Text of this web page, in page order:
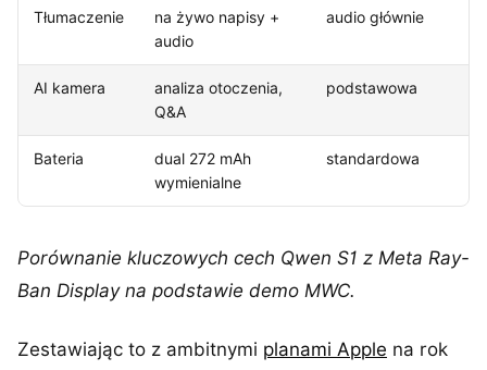
Tłumaczenie
na żywo napisy +
audio
audio głównie
AI kamera
analiza otoczenia,
Q&A
podstawowa
Bateria
dual 272 mAh
wymienialne
standardowa
Porównanie kluczowych cech Qwen S1 z Meta Ray-
Ban Display na podstawie demo MWC.
Zestawiając to z ambitnymi planami Apple na rok